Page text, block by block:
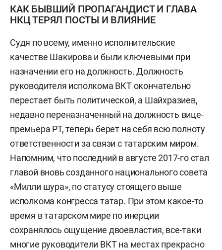
КАК БЫВШИЙ ПРОПАГАНДИСТ И ГЛАВА
НКЦ ТЕРЯЛ ПОСТЫ И ВЛИЯНИЕ
Судя по всему, именно исполнительские
качестве Шакирова и были ключевыми при
назначении его на должность. Должность
руководителя исполкома ВКТ окончательно
перестает быть политической, а Шайхразиев,
недавно переназначенный на должность вице-
премьера РТ, теперь берет на себя всю полноту
ответственности за связи с татарским миром.
Напомним, что последний в августе 2017-го стал
главой вновь созданного национального совета
«Милли шура», по статусу стоящего выше
исполкома конгресса татар. При этом какое-то
время в татарском мире по инерции
сохранялось ощущение двоевластия, все-таки
многие руководители ВКТ на местах прекрасно